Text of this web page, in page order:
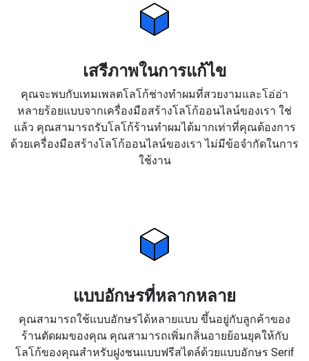
เสรีภาพในการแก้ไข
คุณจะพบกับเทมเพลตโลโก้ช่างทำผมที่สวยงามและโอ่อ่า
หลายร้อยแบบจากเครื่องมือสร้างโลโก้ออนไลน์ของเรา ใช่
แล้ว คุณสามารถรับโลโก้ร้านทำผมได้มากเท่าที่คุณต้องการ
ด้วยเครื่องมือสร้างโลโก้ออนไลน์ของเรา ไม่มีข้อจำกัดในการ
ใช้งาน
แบบอักษรที่หลากหลาย
คุณสามารถใช้แบบอักษรได้หลายแบบ ขึ้นอยู่กับลูกค้าของ
ร้านตัดผมของคุณ คุณสามารถเพิ่มกลิ่นอายย้อนยุคให้กับ
โลโก้ของคุณสำหรับฝูงชนแบบฟรีสไตล์ด้วยแบบอักษร Serif